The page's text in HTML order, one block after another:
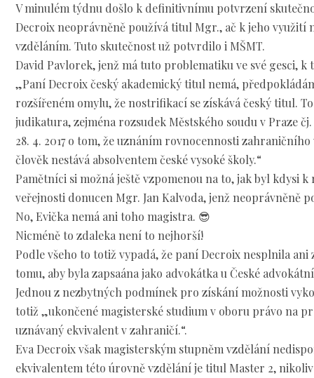
V minulém týdnu došlo k definitivnímu potvrzení
Decroix neoprávněně používá titul Mgr., ač k jeho využití
vzděláním. Tuto skutečnost už potvrdilo i MŠMT.
David Pavlorek, jenž má tuto problematiku ve své gesci, k
„Paní Decroix český akademický titul nemá,
rozšířeném omylu, že nostrifikací se získává český titul.
judikatura, zejména rozsudek Městského soudu v Praze čj.
28. 4. 2017 o tom, že uznáním rovnocennosti
člověk nestává absolventem české vysoké školy.“
Pamětníci si možná ještě vzpomenou na to, jak byl kdysi
veřejnosti donucen Mgr. Jan Kalvoda, jenž neoprávněně
No, Evička nemá ani toho magistra. 😎
Nicméně to zdaleka není to nejhorší!
Podle všeho to totiž vypadá, že paní Decroix nesplnila
tomu, aby byla zapsaána jako advokátka u České
Jednou z nezbytných podmínek pro získání možnosti
totiž „ukončené magisterské studium v oboru právo na
uznávaný ekvivalent v zahraničí.“.
Eva Decroix však magisterským stupněm vzdělání
ekvivalentem této úrovně vzdělání je titul Master 2,